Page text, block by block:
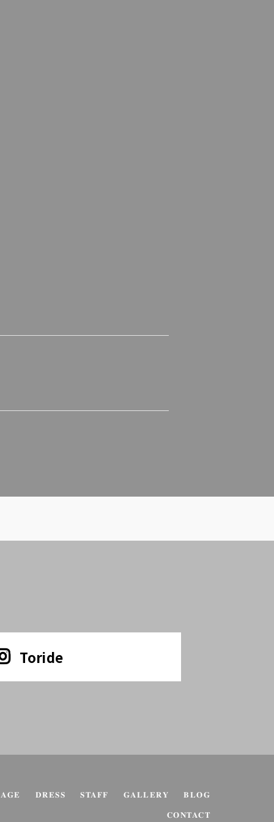
Toride
DRESS STAFF GALLERY BLOG
CONTACT